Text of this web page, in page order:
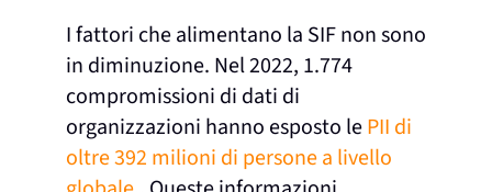
I fattori che alimentano la SIF non sono
in diminuzione. Nel 2022, 1.774
compromissioni di dati di
organizzazioni hanno esposto lePII di
oltre 392 milioni di persone a livello